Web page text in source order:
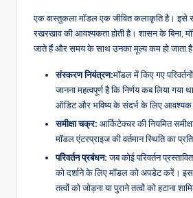
एक वास्तुकला मॉडल एक जीवित कलाकृति है। इसे
रखरखाव की आवश्यकता होती है। शासन के बिना,
जाते हैं और समय के साथ उनका मूल्य कम हो जाता
संस्करण नियंत्रण:मॉडल में किए गए
जानना महत्वपूर्ण है कि निर्णय कब लिया
ऑडिट और भविष्य के संदर्भ के लिए आवश्यक
समीक्षा चक्र: आर्किटेक्चर की नियमित
मॉडल एंटरप्राइज की वर्तमान स्थिति का
परिवर्तन प्रबंधन:जब कोई परिवर्तन
को दर्शाने के लिए मॉडल को अपडेट करें।
तत्वों को जोड़ना या पुराने तत्वों को हटाना